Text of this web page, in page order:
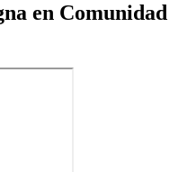
en Comunidad